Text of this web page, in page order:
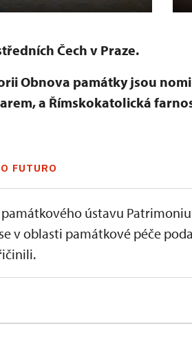
Čech v Praze.
Obnova památky jsou
a Římskokatolická
FUTURO
ústavu
v oblasti památkové péče